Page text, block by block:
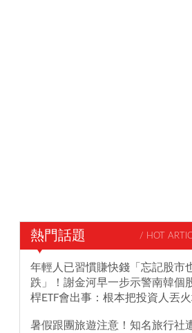
熱門話題 / HOT
年輕人已習慣賺快錢「忘記股市
跌」！謝金河早一步示警南韓個
桿ETF會出事：根本把投資人丟
暑假跟團旅遊注意！知名旅行社